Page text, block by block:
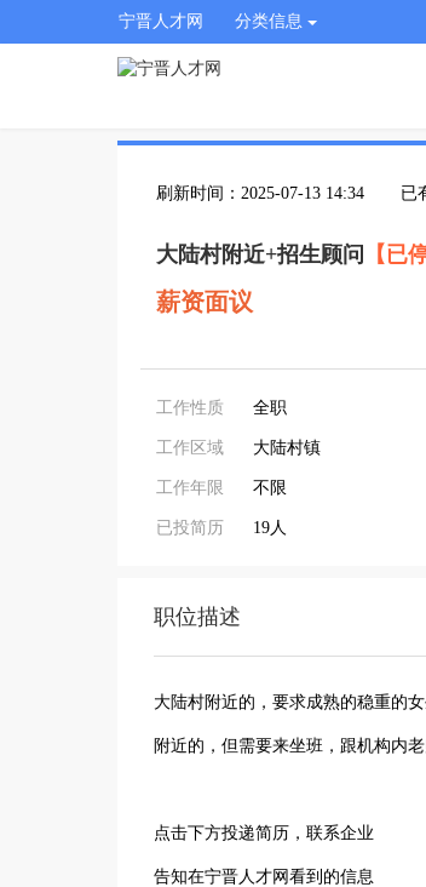
宁晋人才网 分类信息
刷新时间：2025-07-13 14:34 已
大陆村附近+招生顾问 【已
薪资面议
工作性质 全职
工作区域 大陆村镇
工作年限 不限
已投简历 19人
职位描述
大陆村附近的，要求成熟的稳重的
附近的，但需要来坐班，跟机构内
点击下方投递简历，联系企业
告知在宁晋人才网看到的信息